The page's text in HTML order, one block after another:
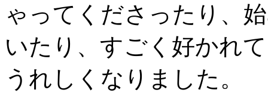
ゃってくださったり、
いたり、すごく好かれ
うれしくなりました。